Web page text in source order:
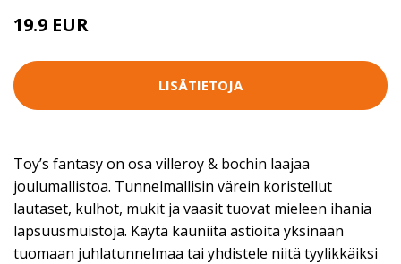
19.9 EUR
LISÄTIETOJA
Toy’s fantasy on osa villeroy & bochin laajaa
joulumallistoa. Tunnelmallisin värein koristellut
lautaset, kulhot, mukit ja vaasit tuovat mieleen ihania
lapsuusmuistoja. Käytä kauniita astioita yksinään
tuomaan juhlatunnelmaa tai yhdistele niitä tyylikkäiksi